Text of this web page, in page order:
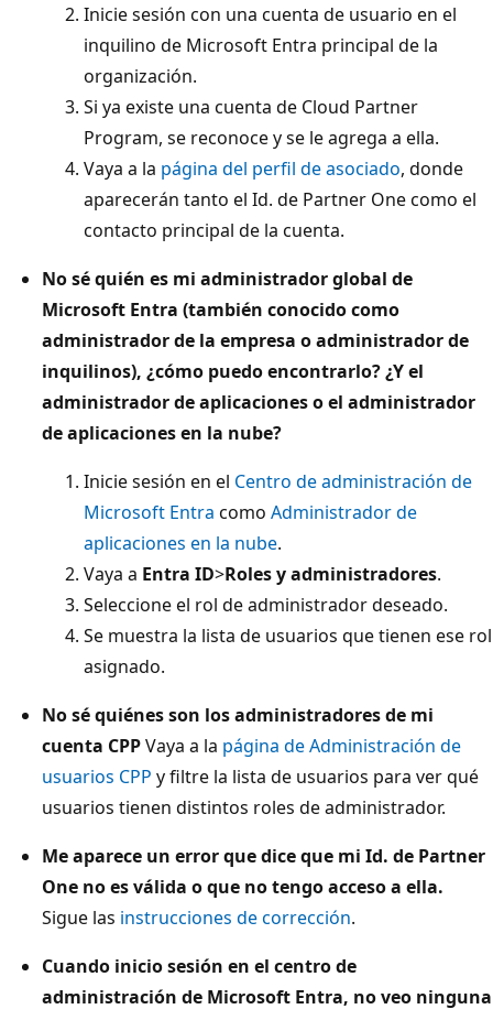
Inicie sesión con una cuenta de usuario en el
inquilino de Microsoft Entra principal de la
organización.
Si ya existe una cuenta de Cloud Partner
Program, se reconoce y se le agrega a ella.
Vaya a la página del perfil de asociado, donde
aparecerán tanto el Id. de Partner One como el
contacto principal de la cuenta.
No sé quién es mi administrador global de
Microsoft Entra (también conocido como
administrador de la empresa o administrador de
inquilinos), ¿cómo puedo encontrarlo? ¿Y el
administrador de aplicaciones o el administrador
de aplicaciones en la nube?
Inicie sesión en el Centro de administración de
Microsoft Entra como Administrador de
aplicaciones en la nube.
Vaya a Entra ID>Roles y administradores.
Seleccione el rol de administrador deseado.
Se muestra la lista de usuarios que tienen ese rol
asignado.
No sé quiénes son los administradores de mi
cuenta CPPVaya a la página de Administración de
usuarios CPP y filtre la lista de usuarios para ver qué
usuarios tienen distintos roles de administrador.
Me aparece un error que dice que mi Id. de Partner
One no es válida o que no tengo acceso a ella.
Sigue las instrucciones de corrección.
Cuando inicio sesión en el centro de
administración de Microsoft Entra, no veo ninguna